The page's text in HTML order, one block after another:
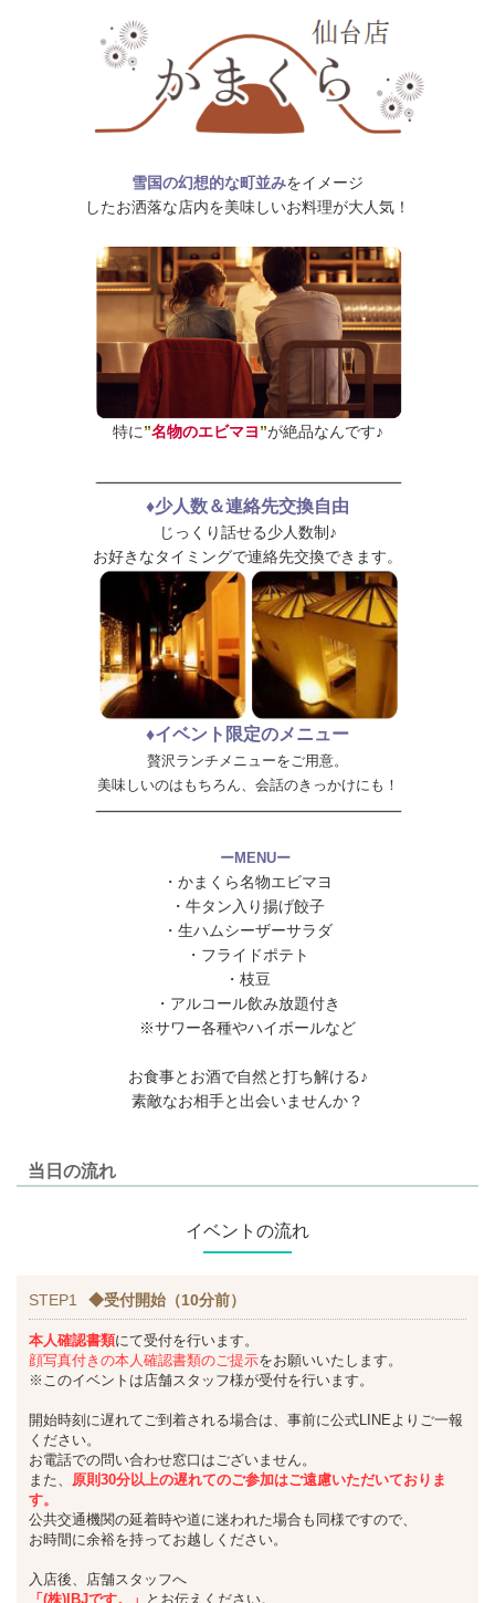
雪国の幻想的な町並みをイメージ
したお洒落な店内を美味しいお料理が大人気！
特に”名物のエビマヨ”が絶品なんです♪
♦少人数＆連絡先交換自由
じっくり話せる少人数制♪
お好きなタイミングで連絡先交換できます。
♦イベント限定のメニュー
贅沢ランチメニューをご用意。
美味しいのはもちろん、会話のきっかけにも！
ーMENUー
・かまくら名物エビマヨ
・牛タン入り揚げ餃子
・生ハムシーザーサラダ
・フライドポテト
・枝豆
・アルコール飲み放題付き
※サワー各種やハイボールなど
お食事とお酒で自然と打ち解ける♪
素敵なお相手と出会いませんか？
当日の流れ
イベントの流れ
STEP1 ◆受付開始（10分前）
本人確認書類にて受付を行います。
顔写真付きの本人確認書類のご提示をお願いいたします。
※このイベントは店舗スタッフ様が受付を行います。
開始時刻に遅れてご到着される場合は、事前に公式LINEよりご一報
ください。
お電話での問い合わせ窓口はございません。
また、 原則30分以上の遅れてのご参加はご遠慮いただいておりま
す。
公共交通機関の延着時や道に迷われた場合も同様ですので、
お時間に余裕を持ってお越しください。
入店後、店舗スタッフへ
「(株)IBJです。」 とお伝えください。